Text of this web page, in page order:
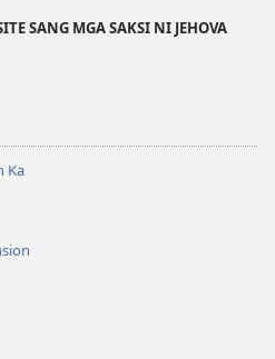
SANG MGA SAKSI NI JEHOVA
Ka